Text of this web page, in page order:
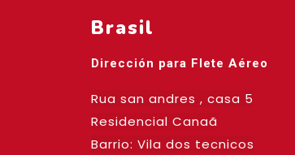
Brasil
Dirección para Flete Aéreo
Rua san andres , casa 5
Residencial Canaã
Barrio: Vila dos tecnicos